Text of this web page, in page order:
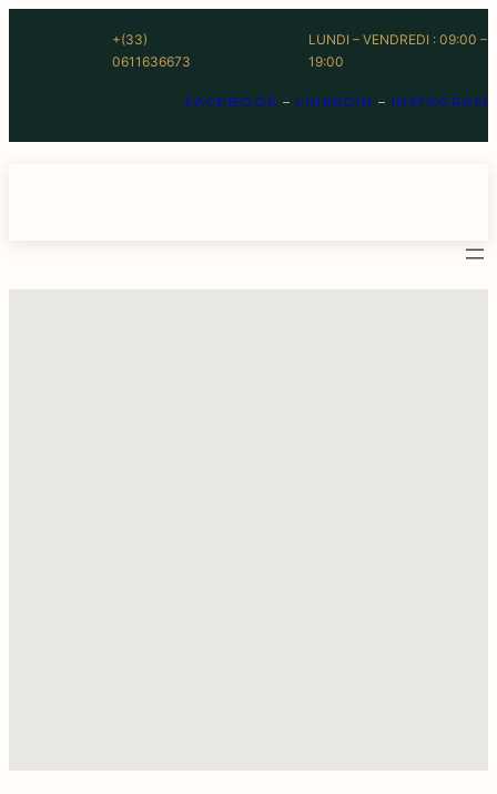
+(33)
0611636673
LUNDI – VENDREDI : 09:00 –
19:00
FACEBOOK – LINKEDIN – INSTAGRAM